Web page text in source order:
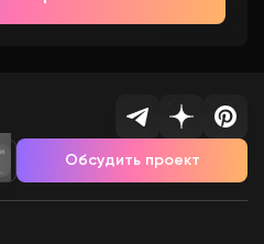
Обсудить проект